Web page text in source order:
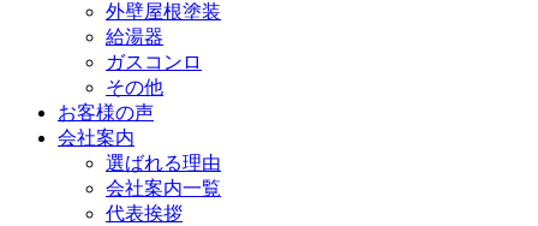
外壁屋根塗装
給湯器
ガスコンロ
その他
お客様の声
会社案内
選ばれる理由
会社案内一覧
代表挨拶